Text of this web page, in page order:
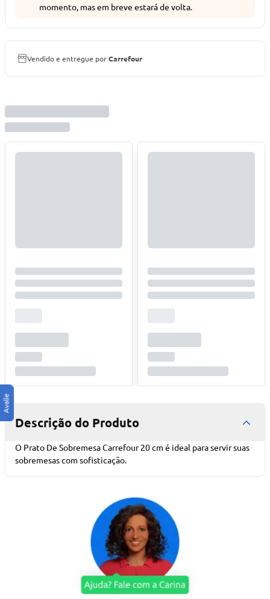
momento, mas em breve estará de volta.
Vendido e entregue porCarrefour
Descrição do Produto
O Prato De Sobremesa Carrefour 20 cm é ideal para servir suas
sobremesas com sofisticação.